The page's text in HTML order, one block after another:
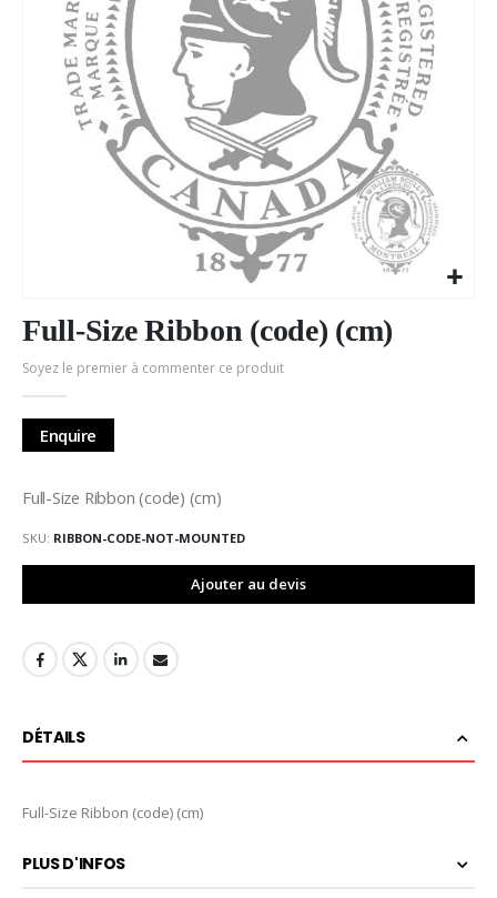
au
début
de
la
Galerie
d’images
Full-Size Ribbon (code) (cm)
Soyez le premier à commenter ce produit
Enquire
Full-Size Ribbon (code) (cm)
SKU RIBBON-CODE-NOT-MOUNTED
Ajouter au devis
DÉTAILS
Full-Size Ribbon (code) (cm)
PLUS D'INFOS